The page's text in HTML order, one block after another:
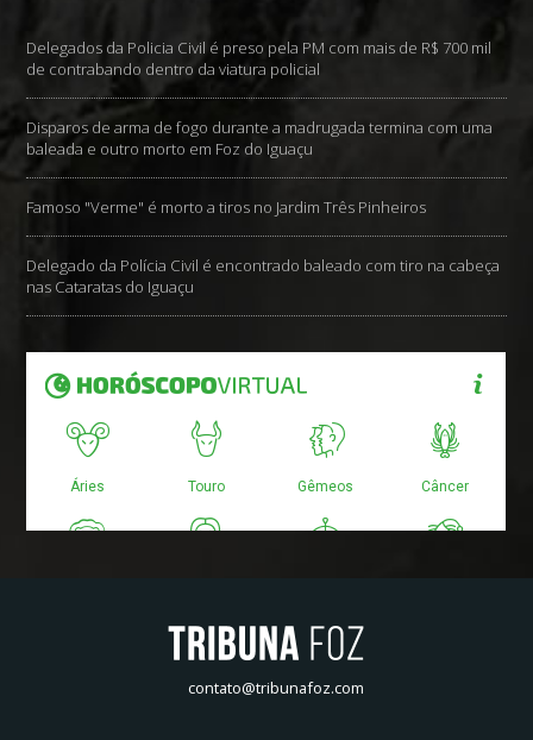
Delegados da Policia Civil é preso pela PM com mais de R$ 700 mil
de contrabando dentro da viatura policial
Disparos de arma de fogo durante a madrugada termina com uma
baleada e outro morto em Foz do Iguaçu
Famoso "Verme" é morto a tiros no Jardim Três Pinheiros
Delegado da Polícia Civil é encontrado baleado com tiro na cabeça
nas Cataratas do Iguaçu
contato@tribunafoz.com